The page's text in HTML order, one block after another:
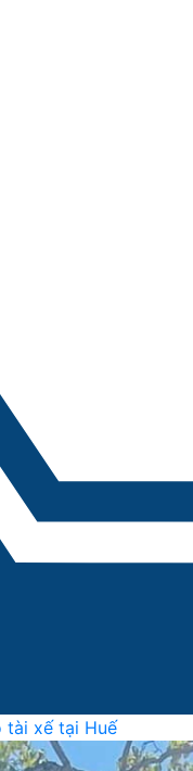
tài xế tại Huế